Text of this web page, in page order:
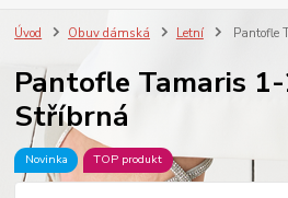
Úvod Obuv dámská Letní Pantofle
Pantofle Tamaris
Stříbrná
Novinka TOP produkt